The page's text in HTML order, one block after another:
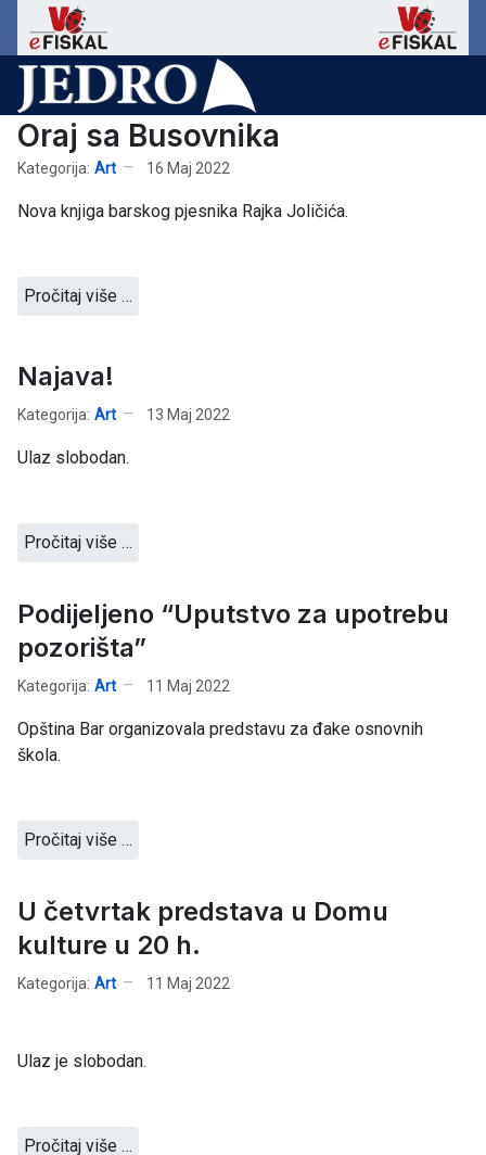
Oraj sa Busovnika
Kategorija: Art 16 Maj 2022
Nova knjiga barskog pjesnika Rajka Joličića.
Pročitaj više …
Najava!
Kategorija: Art 13 Maj 2022
Ulaz slobodan.
Pročitaj više …
Podijeljeno “Uputstvo za upotrebu
pozorišta”
Kategorija: Art 11 Maj 2022
Opština Bar organizovala predstavu za đake osnovnih
škola.
Pročitaj više …
U četvrtak predstava u Domu
kulture u 20 h.
Kategorija: Art 11 Maj 2022
Ulaz je slobodan.
Pročitaj više …